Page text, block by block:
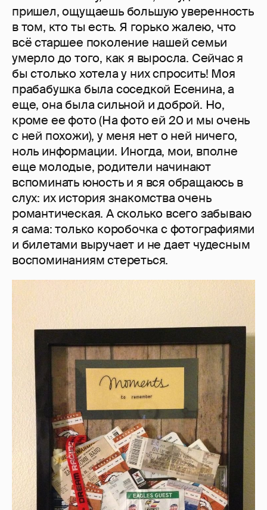
пришел, ощущаешь большую уверенность
в том, кто ты есть. Я горько жалею, что
всё старшее поколение нашей семьи
умерло до того, как я выросла. Сейчас я
бы столько хотела у них спросить! Моя
прабабушка была соседкой Есенина, а
еще, она была сильной и доброй. Но,
кроме ее фото (На фото ей 20 и мы очень
с ней похожи), у меня нет о ней ничего,
ноль информации. Иногда, мои, вполне
еще молодые, родители начинают
вспоминать юность и я вся обращаюсь в
слух: их история знакомства очень
романтическая. А сколько всего забываю
я сама: только коробочка с фотографиями
и билетами выручает и не дает чудесным
воспоминаниям стереться.